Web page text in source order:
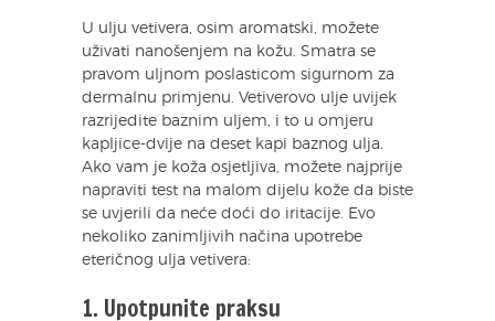
U ulju vetivera, osim aromatski, možete
uživati nanošenjem na kožu. Smatra se
pravom uljnom poslasticom sigurnom za
dermalnu primjenu. Vetiverovo ulje uvijek
razrijedite baznim uljem, i to u omjeru
kapljice-dvije na deset kapi baznog ulja.
Ako vam je koža osjetljiva, možete najprije
napraviti test na malom dijelu kože da biste
se uvjerili da neće doći do iritacije. Evo
nekoliko zanimljivih načina upotrebe
eteričnog ulja vetivera:
1. Upotpunite praksu